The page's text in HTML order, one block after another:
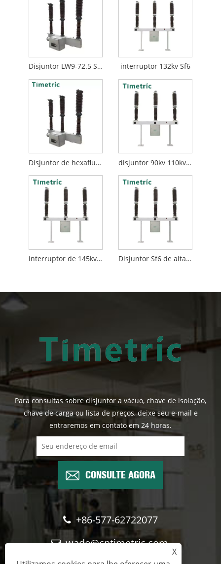
Disjuntor LW9-72.5 Sf6 interruptor 132kv Sf6
Disjuntor de hexafluoreto de enxofre LW9-72.5 disjuntor 90kv 110kv Sf6
interruptor de 145kv 132kv Sf6 Disjuntor Sf6 de alta tensão
Para consultas sobre disjuntor a vácuo, chave de isolação,
chave de carga ou lista de preços, deixe seu e-mail e
entraremos em contato em 24 horas.
CONSULTE AGORA
+86-577-62722077
wade@cntimetric.com
X